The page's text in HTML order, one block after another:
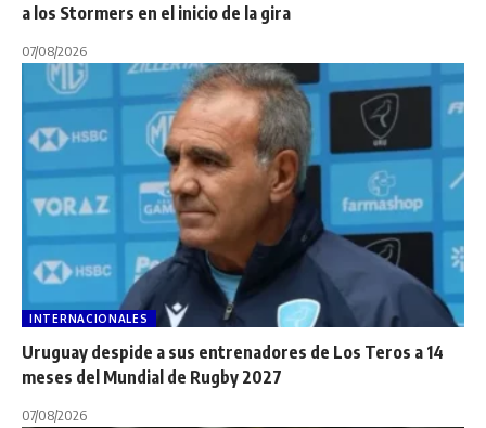
a los Stormers en el inicio de la gira
07/08/2026
INTERNACIONALES
Uruguay despide a sus entrenadores de Los Teros a 14
meses del Mundial de Rugby 2027
07/08/2026